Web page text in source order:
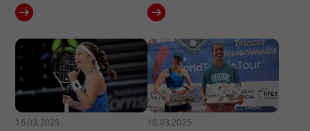
16.03.2025 10.03.2025